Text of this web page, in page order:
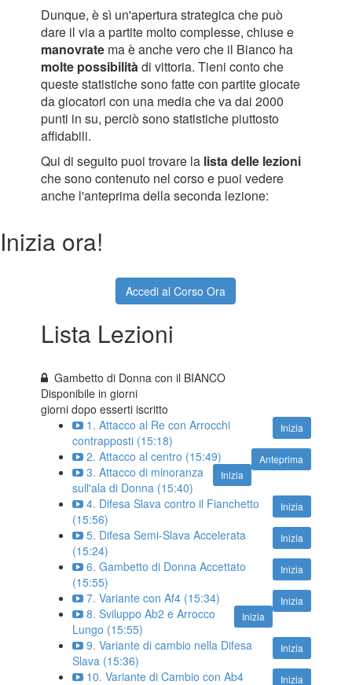
Dunque, è sì un'apertura strategica che può
dare il via a partite molto complesse, chiuse e
manovrate ma è anche vero che il Bianco ha
molte possibilitàdi vittoria. Tieni conto che
queste statistiche sono fatte con partite giocate
da giocatori con una media che va dai 2000
punti in su, perciò sono statistiche piuttosto
affidabili.
Qui di seguito puoi trovare la lista delle lezioni
che sono contenuto nel corso e puoi vedere
anche l'anteprima della seconda lezione:
Inizia ora!
Accedi al Corso Ora
Lista Lezioni
Gambetto di Donna con il BIANCO
Disponibile ingiorni
giorni dopo esserti iscritto
Inizia
1. Attacco al Re con Arrocchi
contrapposti (15:18)
Anteprima
2. Attacco al centro (15:49)
Inizia
3. Attacco di minoranza
sull'ala di Donna (15:40)
Inizia
4. Difesa Slava contro il Fianchetto
(15:56)
Inizia
5. Difesa Semi-Slava Accelerata
(15:24)
Inizia
6. Gambetto di Donna Accettato
(15:55)
Inizia
7. Variante con Af4 (15:34)
Inizia
8. Sviluppo Ab2 e Arrocco
Lungo (15:55)
Inizia
9. Variante di cambio nella Difesa
Slava (15:36)
Inizia
10. Variante di Cambio con Ab4